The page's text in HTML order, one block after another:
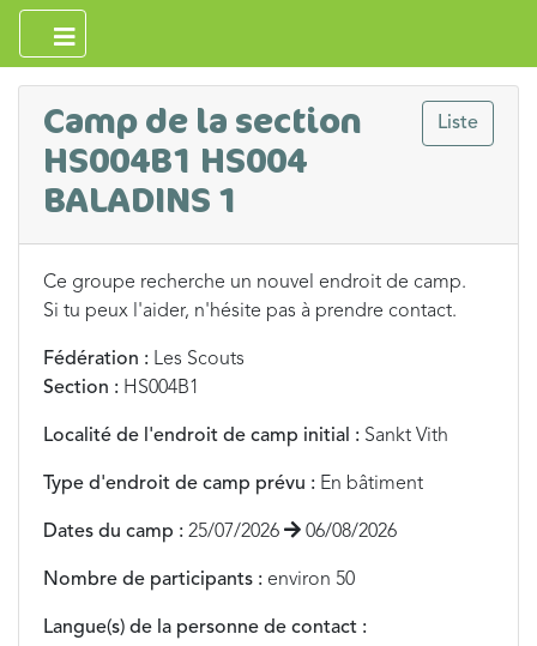
Liste
Camp de la section
HS004B1 HS004
BALADINS 1
Ce groupe recherche un nouvel endroit de camp.
Si tu peux l'aider, n'hésite pas à prendre contact.
Fédération : Les Scouts
Section : HS004B1
Localité de l'endroit de camp initial : Sankt Vith
Type d'endroit de camp prévu : En bâtiment
Dates du camp : 25/07/2026 06/08/2026
Nombre de participants : environ 50
Langue(s) de la personne de contact :